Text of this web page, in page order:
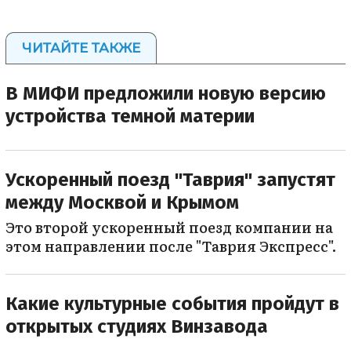
ЧИТАЙТЕ ТАКЖЕ
В МИФИ предложили новую версию
устройства темной материи
Ускоренный поезд "Таврия" запустят
между Москвой и Крымом
Это второй ускоренный поезд компании на
этом направлении после "Таврия Экспресс".
Какие культурные события пройдут в
открытых студиях Винзавода